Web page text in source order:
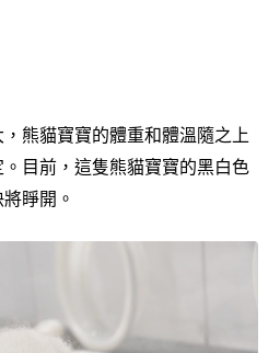
熊貓寶寶的體重和體溫隨之上
目前，這隻熊貓寶寶的黑白色
睜開。